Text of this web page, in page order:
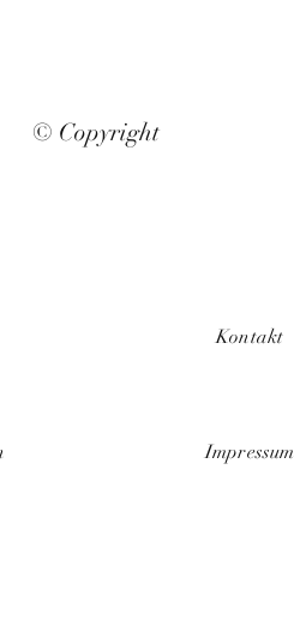
© Copyright
Kontakt
Impressum